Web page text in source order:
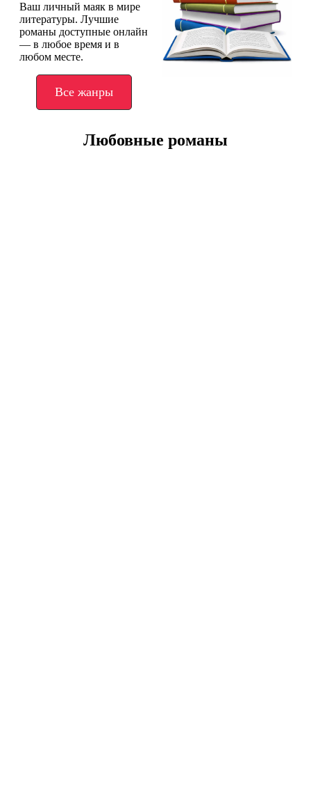
Ваш личный маяк в мире
литературы. Лучшие
романы доступные онлайн
— в любое время и в
любом месте.
Все жанры
Любовные романы